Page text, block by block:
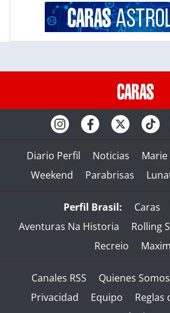
Diario Perfil Noticias Marie
Weekend
Parabrisas
Perfil Brasil: Caras
Aventuras Na Historia
Rolling
Recreio
Canales RSS Quienes Somos
Privacidad
Equipo
Reglas